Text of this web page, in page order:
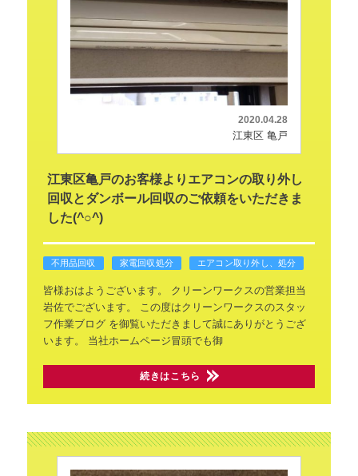
2020.04.28
江東区 亀戸
江東区亀戸のお客様よりエアコンの取り外し
回収とダンボール回収のご依頼をいただきま
した(^○^)
不用品回収 家電回収処分 エアコン取り外し、処分
皆様おはようございます。
クリーンワークスの営業担当
岩佐でございます。
この度はクリーンワークスのスタッ
フ作業ブログを御覧いただきまして誠にありがとうござ
います。
当社ホームページ冒頭でも御
続きはこちら